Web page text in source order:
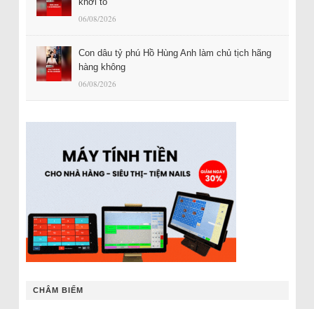
06/08/2026
Con dâu tỷ phú Hồ Hùng Anh làm chủ tịch hãng
hàng không
06/08/2026
CHÂM BIẾM